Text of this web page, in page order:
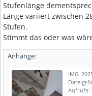
Stufenlänge
Länge variiert zwischen
Stufen.
Stimmt das oder was
Anhänge:
Aufrufe: